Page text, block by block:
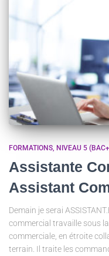
FORMATIONS NIVEAU 5
Assistante
Assistant
Demain je serai
commercial travaille sous
commerciale, en étroite
terrain. Il traite les